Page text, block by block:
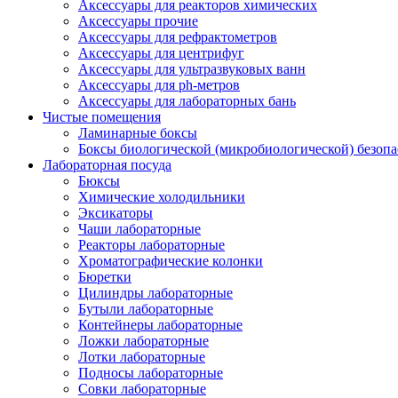
Аксессуары для реакторов химических
Аксессуары прочие
Аксессуары для рефрактометров
Аксессуары для центрифуг
Аксессуары для ультразвуковых ванн
Аксессуары для ph-метров
Аксессуары для лабораторных бань
Чистые помещения
Ламинарные боксы
Боксы биологической (микробиологической)
Лабораторная посуда
Бюксы
Химические холодильники
Эксикаторы
Чаши лабораторные
Реакторы лабораторные
Хроматографические колонки
Бюретки
Цилиндры лабораторные
Бутыли лабораторные
Контейнеры лабораторные
Ложки лабораторные
Лотки лабораторные
Подносы лабораторные
Совки лабораторные